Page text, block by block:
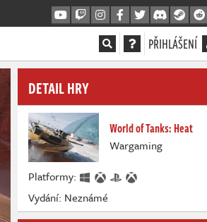
PŘIHLÁŠENÍ
DETAIL HRY
World of Tanks: Heat
Wargaming
Platformy:
Vydání: Neznámé